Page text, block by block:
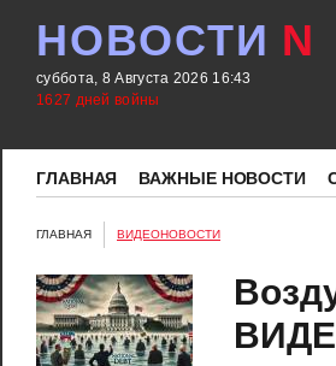
НОВОСТИ N
суббота, 8 Августа 2026 16:43
1627 дней войны
ГЛАВНАЯ ВАЖНЫЕ НОВОСТИ
ГЛАВНАЯ ВИДЕОНОВОСТИ